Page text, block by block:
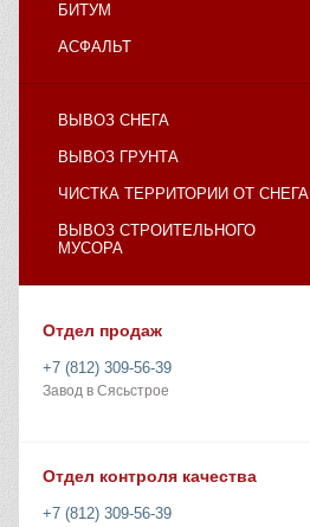
БИТУМ
АСФАЛЬТ
ВЫВОЗ СНЕГА
ВЫВОЗ ГРУНТА
ЧИСТКА ТЕРРИТОРИИ ОТ СНЕГА
ВЫВОЗ СТРОИТЕЛЬНОГО
МУСОРА
Отдел продаж
+7 (812) 309-56-39
Завод в Сясьстрое
Отдел контроля качества
+7 (812) 309-56-39